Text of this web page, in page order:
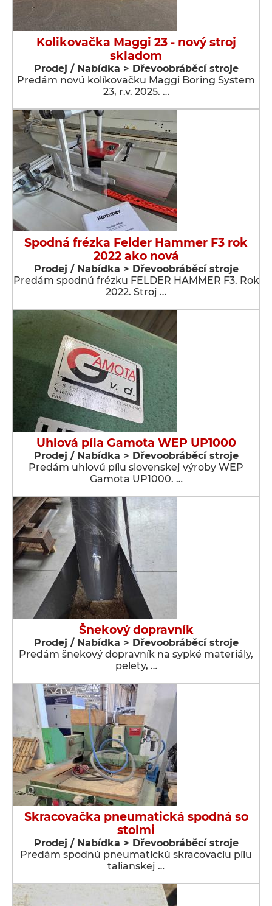
Kolikovačka Maggi 23 - nový stroj
skladom
Prodej / Nabídka > Dřevoobráběcí stroje
Predám novú kolíkovačku Maggi Boring System
23, r.v. 2025. …
Spodná frézka Felder Hammer F3 rok
2022 ako nová
Prodej / Nabídka > Dřevoobráběcí stroje
Predám spodnú frézku FELDER HAMMER F3. Rok
2022. Stroj …
Uhlová píla Gamota WEP UP1000
Prodej / Nabídka > Dřevoobráběcí stroje
Predám uhlovú pílu slovenskej výroby WEP
Gamota UP1000. …
Šnekový dopravník
Prodej / Nabídka > Dřevoobráběcí stroje
Predám šnekový dopravník na sypké materiály,
pelety, …
Skracovačka pneumatická spodná so
stolmi
Prodej / Nabídka > Dřevoobráběcí stroje
Predám spodnú pneumatickú skracovaciu pílu
talianskej …